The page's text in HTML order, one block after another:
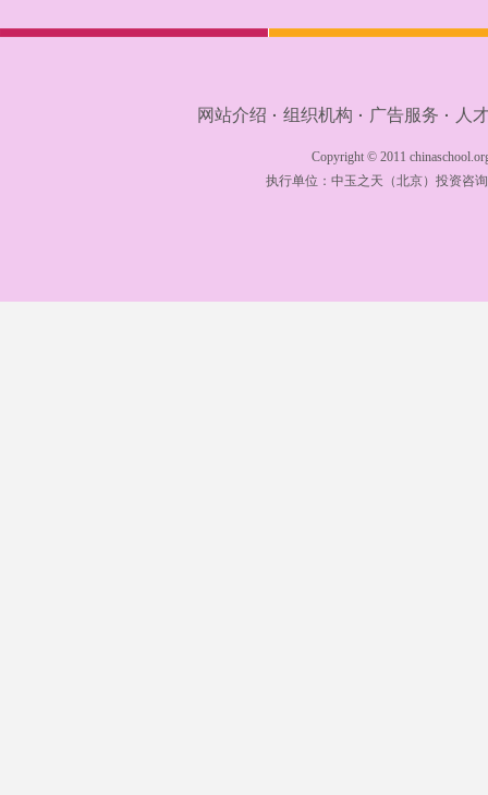
网站介绍 · 组织机构 · 广告服务 · 人
Copyright © 2011
执行单位： 中玉之天（北京）投资咨